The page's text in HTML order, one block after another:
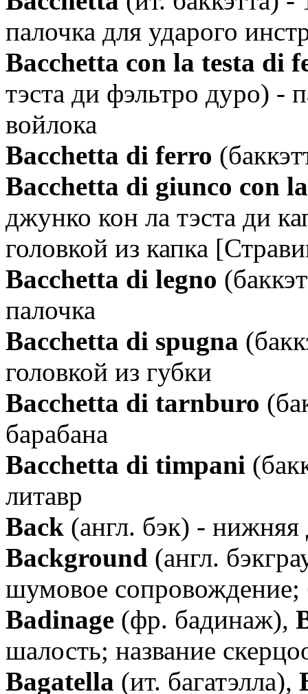
палочка для ударого
Bacchetta con la testa di
тэста ди фэльтро дуро) -
войлока
Bacchetta di ferro
Bacchetta di giunco con
джунко кон ла тэста ди
головкой из капка
Bacchetta di legno
палочка
Bacchetta di spugna
головкой из губки
Bacchetta di tarnburo
барабана
Bacchetta di timpani
литавр
Back (англ. бэк) - нижняя
Background (англ.
шумовое сопровождение;
Badinage (фр. бадинаж),
шалость; название
Bagatella (ит. багатэлла),